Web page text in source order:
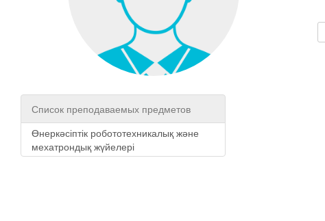
Список преподаваемых предметов
Өнеркәсіптік робототехникалық және
мехатрондық жүйелері